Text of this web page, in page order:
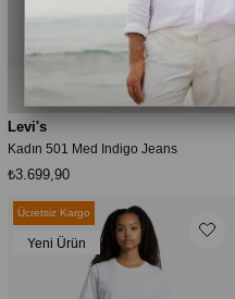
Levi's
Kadın 501 Med Indigo Jeans
₺3.699,90
Ücretsiz Kargo
Yeni Ürün